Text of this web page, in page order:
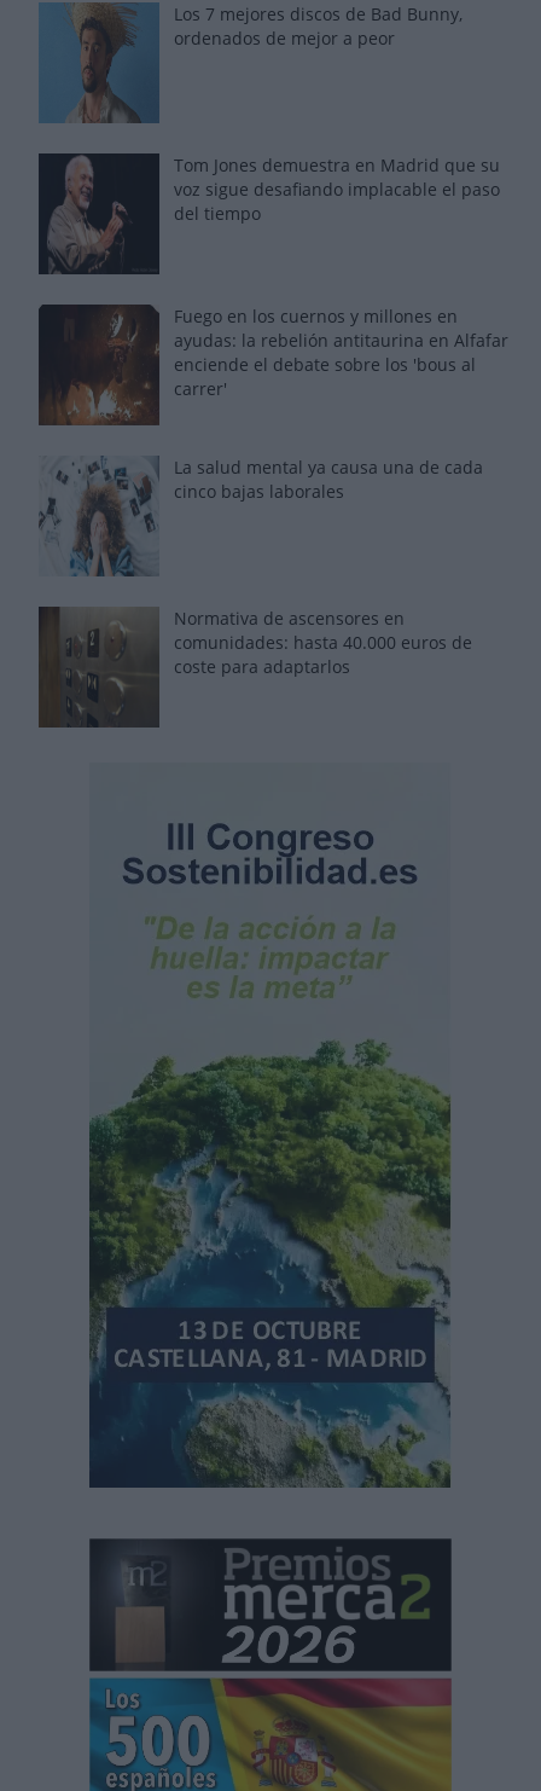
Los 7 mejores discos de Bad Bunny,
ordenados de mejor a peor
Tom Jones demuestra en Madrid que su
voz sigue desafiando implacable el paso
del tiempo
Fuego en los cuernos y millones en
ayudas: la rebelión antitaurina en Alfafar
enciende el debate sobre los 'bous al
carrer'
La salud mental ya causa una de cada
cinco bajas laborales
Normativa de ascensores en
comunidades: hasta 40.000 euros de
coste para adaptarlos